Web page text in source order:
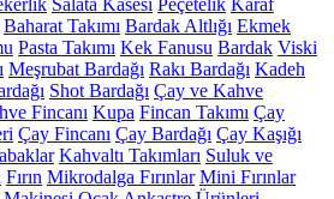
Salata Kasesi Peçetelik Karaf
Baharat Takımı Bardak Altlığı Ekmek
Pasta Takımı Kek Fanusu Bardak Viski
Meşrubat Bardağı Rakı Bardağı Kadeh
Shot Bardağı Çay ve Kahve
Fincanı Kupa Fincan Takımı Çay
Çay Fincanı Çay Bardağı Çay Kaşığı
Kahvaltı Takımları Suluk ve
Fırın Mikrodalga Fırınlar Mini Fırınlar